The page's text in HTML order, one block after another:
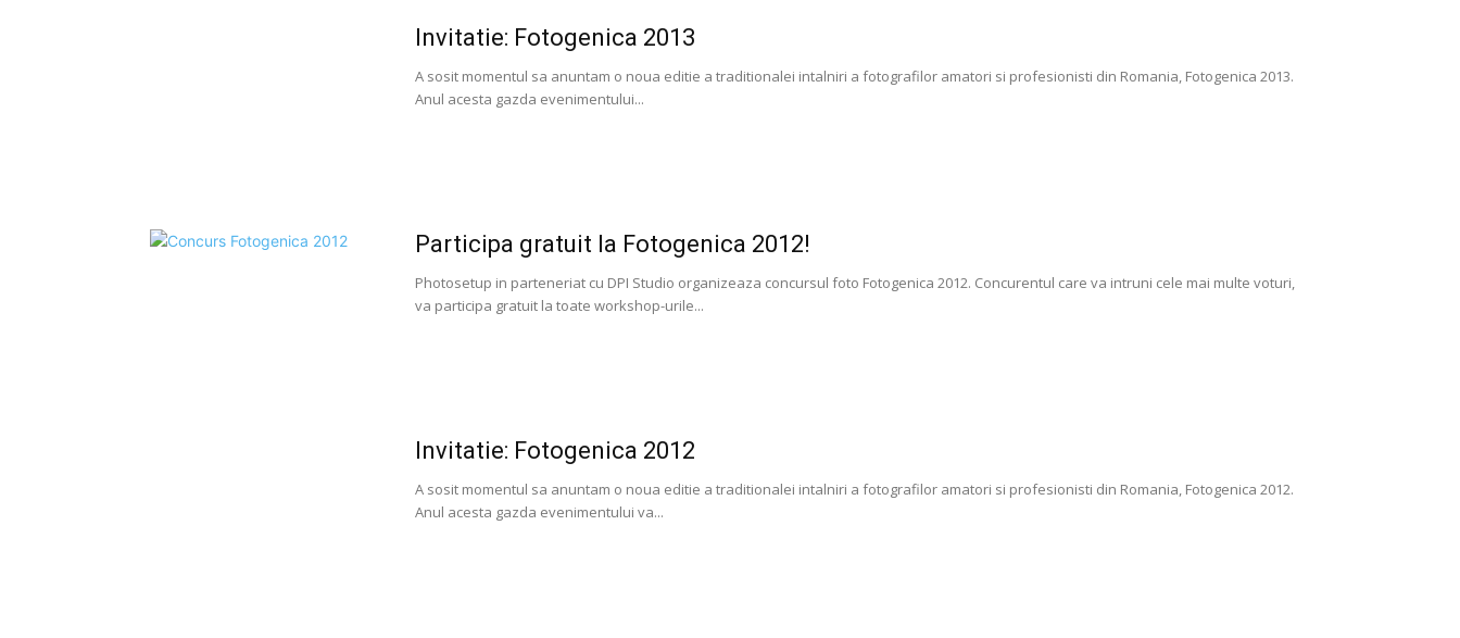
Invitatie: Fotogenica 2013
A sosit momentul sa anuntam o noua editie a traditionalei intalniri a fotografilor amatori si profesionisti din Romania, Fotogenica 2013.
Anul acesta gazda evenimentului...
Participa gratuit la Fotogenica 2012!
Photosetup in parteneriat cu DPI Studio organizeaza concursul foto Fotogenica 2012. Concurentul care va intruni cele mai multe voturi,
va participa gratuit la toate workshop-urile...
Invitatie: Fotogenica 2012
A sosit momentul sa anuntam o noua editie a traditionalei intalniri a fotografilor amatori si profesionisti din Romania, Fotogenica 2012.
Anul acesta gazda evenimentului va...